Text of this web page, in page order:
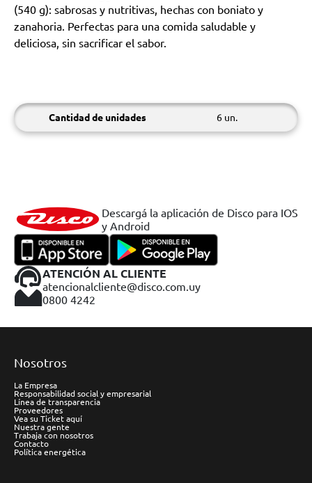
(540 g): sabrosas y nutritivas, hechas con boniato y
zanahoria. Perfectas para una comida saludable y
deliciosa, sin sacrificar el sabor.
Cantidad de unidades 6 un.
Descargá la aplicación de Disco para IOS
y Android
ATENCIÓN AL CLIENTE
atencionalcliente@disco.com.uy
0800 4242
Nosotros
La Empresa
Responsabilidad social y empresarial
Línea de transparencia
Proveedores
Vea su Ticket aquí
Nuestra gente
Trabaja con nosotros
Contacto
Política energética